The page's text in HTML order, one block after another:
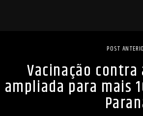
POST
Vacinação contra
ampliada para mais